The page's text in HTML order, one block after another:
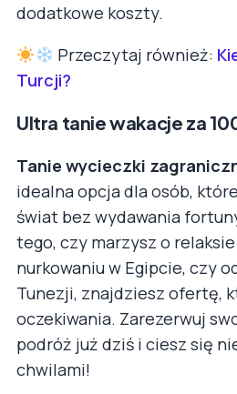
dodatkowe koszty.
Przeczytaj również:
Turcji?
Ultra tanie wakacje za
Tanie wycieczki
idealna opcja dla osób,
świat bez wydawania
tego, czy marzysz o
nurkowaniu w Egipcie, czy
Tunezji, znajdziesz ofertę,
oczekiwania. Zarezerwuj
podróż już dziś i ciesz się
chwilami!